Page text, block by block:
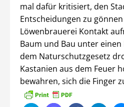
mal dafür kritisiert, den
Entscheidungen zu
Löwenbrauerei Kontakt
Baum und Bau unter
dem Naturschutzgesetz
Kastanien aus dem Feuer
bewahren, sich die Finger